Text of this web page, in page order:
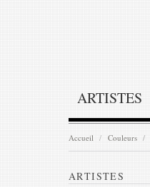
ARTISTES
Accueil Couleurs
ARTISTES